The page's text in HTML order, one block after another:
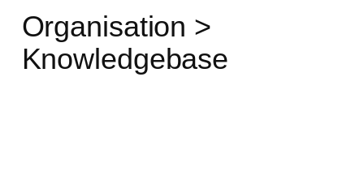
Organisation >
Knowledgebase